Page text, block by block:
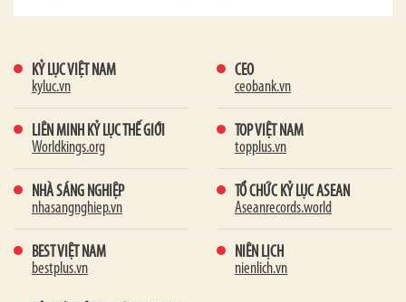
KỶ LỤC VIỆT NAM
kyluc.vn
CEO
ceobank.vn
LIÊN MINH KỶ LỤC THẾ GIỚI
Worldkings.org
TOP VIỆT NAM
topplus.vn
NHÀ SÁNG NGHIỆP
nhasangnghiep.vn
TỔ CHỨC KỶ LỤC ASEAN
Aseanrecords.world
BEST VIỆT NAM
bestplus.vn
NIÊN LỊCH
nienlich.vn